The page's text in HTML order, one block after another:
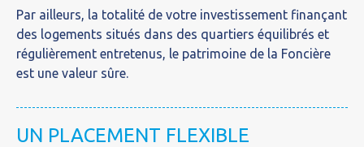
Par ailleurs, la totalité de votre investissement finançant
des logements situés dans des quartiers équilibrés et
régulièrement entretenus, le patrimoine de la Foncière
est une valeur sûre.
UN PLACEMENT FLEXIBLE